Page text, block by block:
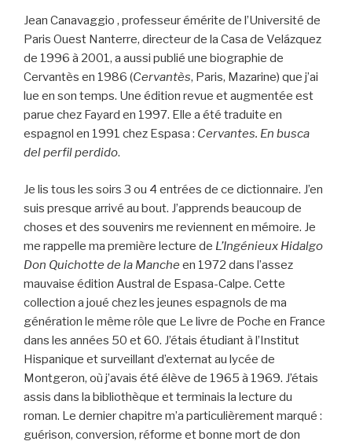
Jean Canavaggio , professeur émérite de l’Université de
Paris Ouest Nanterre, directeur de la Casa de Velázquez
de 1996 à 2001, a aussi publié une biographie de
Cervantès en 1986 (Cervantès, Paris, Mazarine) que j’ai
lue en son temps. Une édition revue et augmentée est
parue chez Fayard en 1997. Elle a été traduite en
espagnol en 1991 chez Espasa : Cervantes. En busca
del perfil perdido.
Je lis tous les soirs 3 ou 4 entrées de ce dictionnaire. J’en
suis presque arrivé au bout. J’apprends beaucoup de
choses et des souvenirs me reviennent en mémoire. Je
me rappelle ma première lecture de L’Ingénieux Hidalgo
Don Quichotte de la Manche en 1972 dans l’assez
mauvaise édition Austral de Espasa-Calpe. Cette
collection a joué chez les jeunes espagnols de ma
génération le même rôle que Le livre de Poche en France
dans les années 50 et 60. J’étais étudiant à l’Institut
Hispanique et surveillant d’externat au lycée de
Montgeron, où j’avais été élève de 1965 à 1969. J’étais
assis dans la bibliothèque et terminais la lecture du
roman. Le dernier chapitre m’a particulièrement marqué :
guérison, conversion, réforme et bonne mort de don